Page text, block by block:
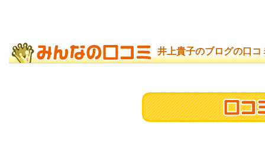
井上貴子のブログの口コ